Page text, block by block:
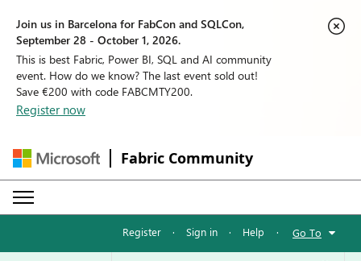
Join us in Barcelona for FabCon and SQLCon,
September 28 - October 1, 2026.
This is best Fabric, Power BI, SQL and AI community
event. How do we know? The last event sold out!
Save €200 with code FABCMTY200.
Register now
Fabric Community
Register · Sign in · Help · Go To